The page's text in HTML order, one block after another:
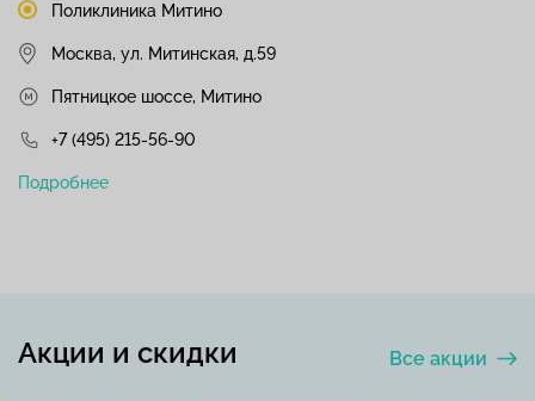
Поликлиника Митино
Москва, ул. Митинская, д.59
Пятницкое шоссе, Митино
+7 (495) 215-56-90
Подробнее
Все акции
Акции и скидки